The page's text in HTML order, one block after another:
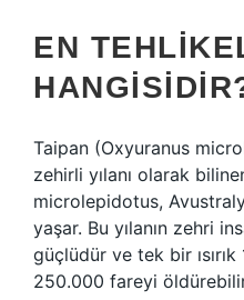
EN
Taipan (Oxyuranus
zehirli yılanı olarak
microlepidotus,
yaşar. Bu yılanın zehri
güçlüdür ve tek bir
250.000 fareyi